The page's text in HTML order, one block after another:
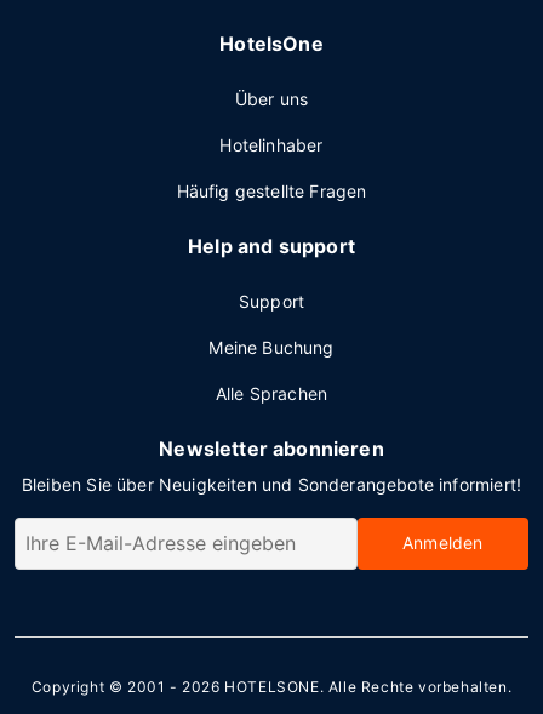
HotelsOne
Über uns
Hotelinhaber
Häufig gestellte Fragen
Help and support
Support
Meine Buchung
Alle Sprachen
Newsletter abonnieren
Bleiben Sie über Neuigkeiten und Sonderangebote informiert!
Anmelden
Copyright © 2001 - 2026 HOTELSONE. Alle Rechte vorbehalten.